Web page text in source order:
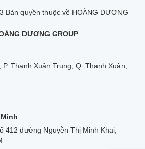
Bản quyền thuộc về HOÀNG DƯƠNG
DƯƠNG GROUP
Thanh Xuân Trung, Q. Thanh Xuân,
412 đường Nguyễn Thị Minh Khai,